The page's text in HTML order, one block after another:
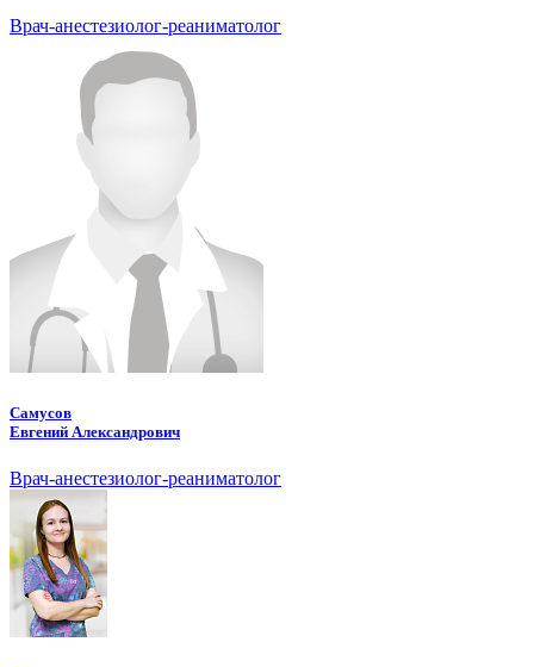
Врач-анестезиолог-реаниматолог
Самусов
Евгений Александрович
Врач-анестезиолог-реаниматолог